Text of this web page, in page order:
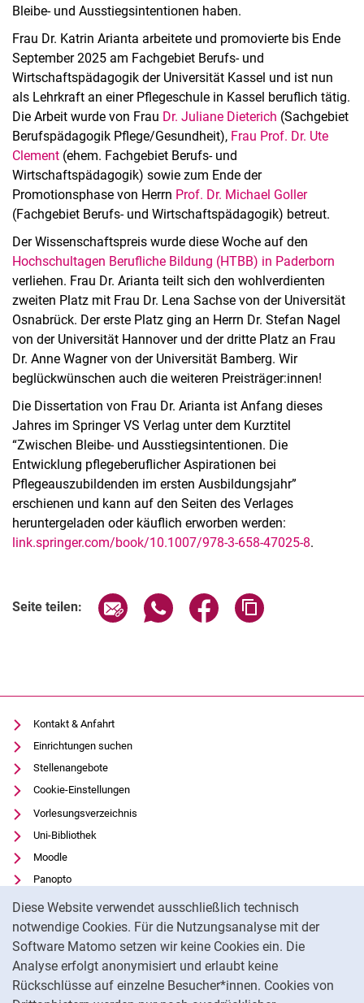
Diese Website verwendet ausschließlich technisch
notwendige Cookies. Für die Nutzungsanalyse mit der
Software Matomo setzen wir keine Cookies ein. Die
Analyse erfolgt anonymisiert und erlaubt keine
Rückschlüsse auf einzelne Besucher*innen. Cookies von
Bleibe- und Ausstiegsintentionen haben.
Frau Dr. Katrin Arianta arbeitete und promovierte bis Ende
September 2025 am Fachgebiet Berufs- und
Wirtschaftspädagogik der Universität Kassel und ist nun
als Lehrkraft an einer Pflegeschule in Kassel beruflich tätig.
Die Arbeit wurde von Frau Dr. Juliane Dieterich (Sachgebiet
Berufspädagogik Pflege/Gesundheit), Frau Prof. Dr. Ute
Clement (ehem. Fachgebiet Berufs- und
Wirtschaftspädagogik) sowie zum Ende der
Promotionsphase von Herrn Prof. Dr. Michael Goller
(Fachgebiet Berufs- und Wirtschaftspädagogik) betreut.
Der Wissenschaftspreis wurde diese Woche auf den
Hochschultagen Berufliche Bildung (HTBB) in Paderborn
verliehen. Frau Dr. Arianta teilt sich den wohlverdienten
zweiten Platz mit Frau Dr. Lena Sachse von der Universität
Osnabrück. Der erste Platz ging an Herrn Dr. Stefan Nagel
von der Universität Hannover und der dritte Platz an Frau
Dr. Anne Wagner von der Universität Bamberg. Wir
beglückwünschen auch die weiteren Preisträger:innen!
Die Dissertation von Frau Dr. Arianta ist Anfang dieses
Jahres im Springer VS Verlag unter dem Kurztitel
“Zwischen Bleibe- und Ausstiegsintentionen. Die
Entwicklung pflegeberuflicher Aspirationen bei
Pflegeauszubildenden im ersten Ausbildungsjahr”
erschienen und kann auf den Seiten des Verlages
heruntergeladen oder käuflich erworben werden:
link.springer.com/book/10.1007/978-3-658-47025-8.
Seite teilen: Seite über E-Mail teilen
Seite über WhatsApp teilen
Seite über Facebook
Kontakt & Anfahrt
Einrichtungen suchen
Stellenangebote
Cookie-Einstellungen
Vorlesungsverzeichnis
Uni-Bibliothek
Moodle
Panopto
Datenschutz
Barrierefreiheit
Transparenter KI-Einsatz
Impressum